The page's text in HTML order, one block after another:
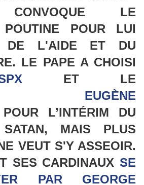
CONVOQUE LE
POUTINE POUR LUI
DE L'AIDE ET DU
LE PAPE A CHOISI
ET LE
EUGÈNE
POUR L’INTÉRIM DU
MAIS PLUS
VEUT S'Y ASSEOIR.
SES CARDINAUX SE
PAR GEORGE